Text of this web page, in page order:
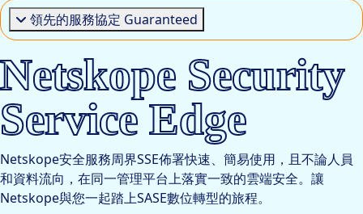
領先的服務協定 Guaranteed
Netskope Security
Service Edge
Netskope安全服務周界SSE佈署快速、簡易使用，且不論人員
和資料流向，在同一管理平台上落實一致的雲端安全。讓
Netskope與您一起踏上SASE數位轉型的旅程。